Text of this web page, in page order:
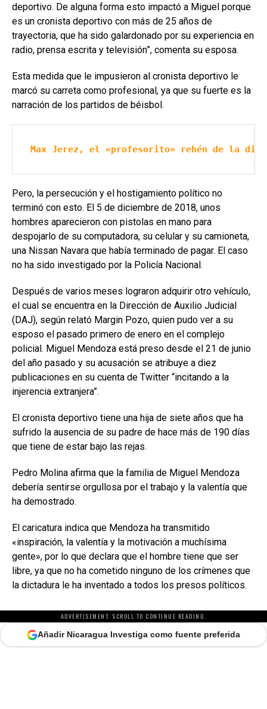
deportivo. De alguna forma esto impactó a Miguel porque
es un cronista deportivo con más de 25 años de
trayectoria, que ha sido galardonado por su experiencia en
radio, prensa escrita y televisión”, comenta su esposa.
Esta medida que le impusieron al cronista deportivo le
marcó su carreta como profesional, ya que su fuerte es la
narración de los partidos de béisbol.
Max Jerez, el «profesorito» rehén de la
Pero, la persecución y el hostigamiento político no
terminó con esto. El 5 de diciembre de 2018, unos
hombres aparecieron con pistolas en mano para
despojarlo de su computadora, su celular y su camioneta,
una Nissan Navara que había terminado de pagar. El caso
no ha sido investigado por la Policía Nacional.
Después de varios meses lograron adquirir otro vehículo,
el cual se encuentra en la Dirección de Auxilio Judicial
(DAJ), según relató Margin Pozo, quien pudo ver a su
esposo el pasado primero de enero en el complejo
policial. Miguel Mendoza está preso desde el 21 de junio
del año pasado y su acusación se atribuye a diez
publicaciones en su cuenta de Twitter “incitando a la
injerencia extranjera”.
El cronista deportivo tiene una hija de siete años que ha
sufrido la ausencia de su padre de hace más de 190 días
que tiene de estar bajo las rejas.
Pedro Molina afirma que la familia de Miguel Mendoza
debería sentirse orgullosa por el trabajo y la valentía que
ha demostrado.
El caricatura indica que Mendoza ha transmitido
«inspiración, la valentía y la motivación a muchísima
gente», por lo que declara que el hombre tiene que ser
libre, ya que no ha cometido ninguno de los crímenes que
la dictadura le ha inventado a todos los presos políticos.
ADVERTISEMENT. SCROLL TO CONTINUE READING.
Añadir Nicaragua Investiga como fuente preferida